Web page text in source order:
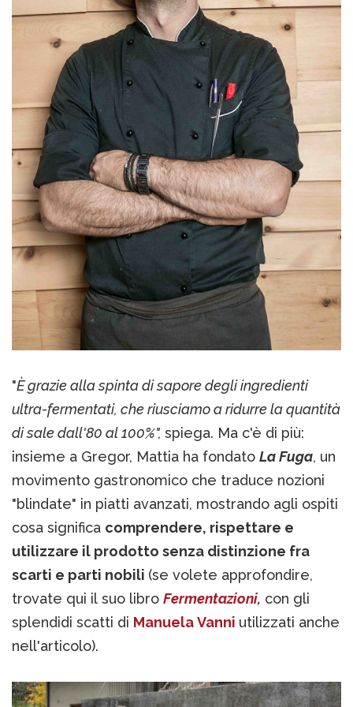
"È grazie alla spinta di sapore degli ingredienti
ultra-fermentati, che riusciamo a ridurre la quantità
di sale dall'80 al 100%", spiega. Ma c'è di più:
insieme a Gregor, Mattia ha fondato La Fuga, un
movimento gastronomico che traduce nozioni
"blindate" in piatti avanzati, mostrando agli ospiti
cosa significa comprendere, rispettare e
utilizzare il prodotto senza distinzione fra
scarti e parti nobili (se volete approfondire,
trovate qui il suo libro Fermentazioni, con gli
splendidi scatti di Manuela Vanni utilizzati anche
nell'articolo).